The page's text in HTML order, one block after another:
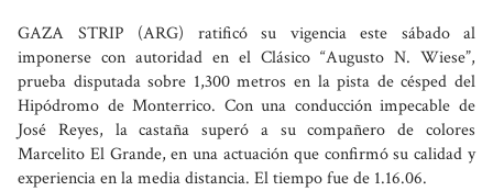
GAZA STRIP (ARG) ratificó su vigencia este sábado al
imponerse con autoridad en el Clásico “Augusto N. Wiese”,
prueba disputada sobre 1,300 metros en la pista de césped del
Hipódromo de Monterrico. Con una conducción impecable de
José Reyes, la castaña superó a su compañero de colores
Marcelito El Grande, en una actuación que confirmó su calidad y
experiencia en la media distancia. El tiempo fue de 1.16.06.